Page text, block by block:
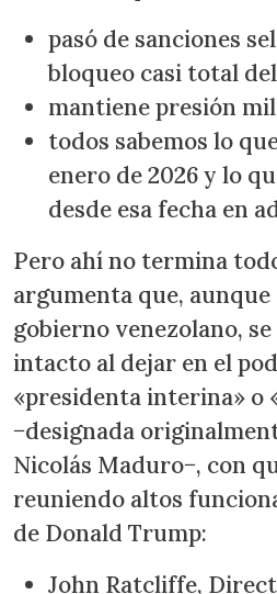
pasó de sanciones
bloqueo casi total
mantiene presión
todos sabemos lo
enero de 2026 y lo
desde esa fecha en
Pero ahí no termina
argumenta que, aunque
gobierno venezolano,
intacto al dejar en el
«presidenta interina» o
−designada
Nicolás Maduro−, con
reuniendo altos
de Donald Trump:
John Ratcliffe,